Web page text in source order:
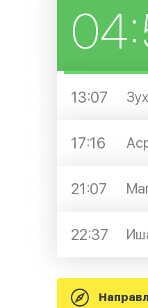
13:07
17:16
21:07
22:37